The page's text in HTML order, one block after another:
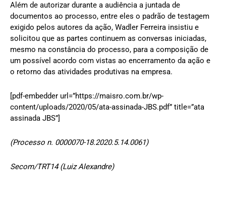
Além de autorizar durante a audiência a juntada de
documentos ao processo, entre eles o padrão de testagem
exigido pelos autores da ação, Wadler Ferreira insistiu e
solicitou que as partes continuem as conversas iniciadas,
mesmo na constância do processo, para a composição de
um possível acordo com vistas ao encerramento da ação e
o retorno das atividades produtivas na empresa.
[pdf-embedder url=”https://maisro.com.br/wp-
content/uploads/2020/05/ata-assinada-JBS.pdf” title=”ata
assinada JBS”]
(Processo n. 0000070-18.2020.5.14.0061)
Secom/TRT14 (Luiz Alexandre)